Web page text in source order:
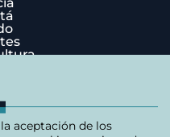
aceptación de los